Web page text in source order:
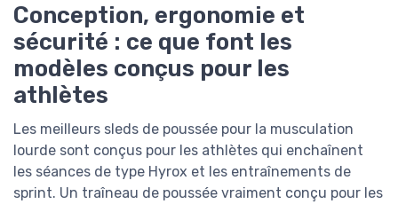
Conception, ergonomie et
sécurité : ce que font les
modèles conçus pour les
athlètes
Les meilleurs sleds de poussée pour la musculation
lourde sont conçus pour les athlètes qui enchaînent
les séances de type Hyrox et les entraînements de
sprint. Un traîneau de poussée vraiment conçu pour les